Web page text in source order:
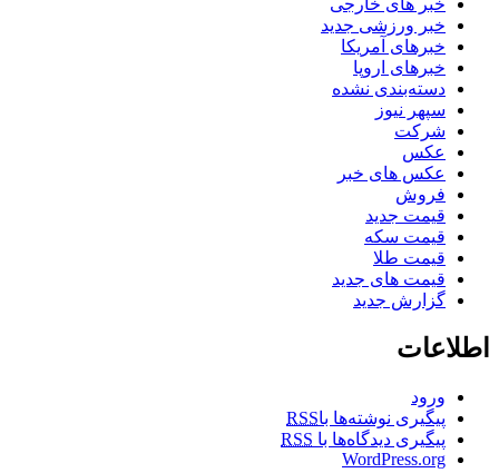
خبر های خارجی
خبر ورزشی جدید
خبرهای آمریکا
خبرهای اروپا
دسته‌بندی نشده
سپهر نیوز
شرکت
عکس
عکس های خبر
فروش
قیمت جدید
قیمت سکه
قیمت طلا
قیمت های جدید
گزارش جدید
اطلاعات
ورود
پیگیری نوشته‌ها باRSS
پیگیری دیدگاه‌ها با RSS
WordPress.org